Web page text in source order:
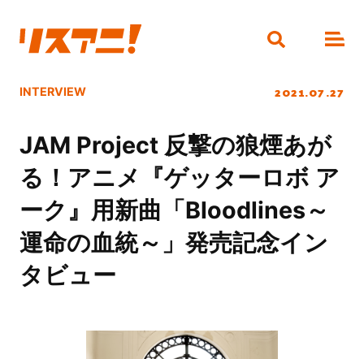
INTERVIEW 2021.07.27
JAM Project 反撃の狼煙あが
る！アニメ『ゲッターロボ ア
ーク』用新曲「Bloodlines～
運命の血統～」発売記念イン
タビュー